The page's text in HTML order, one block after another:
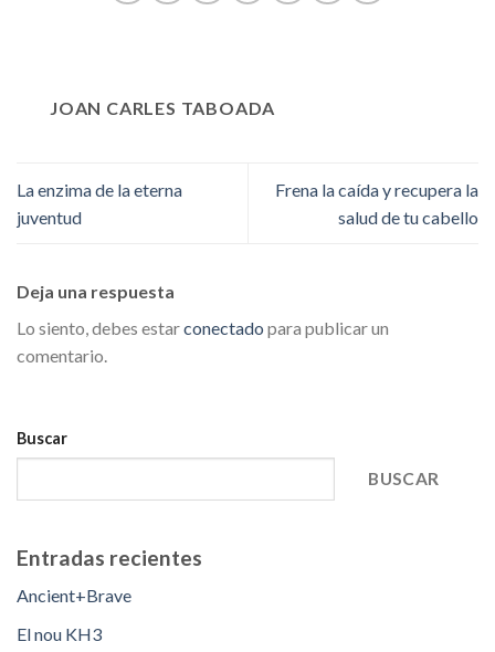
JOAN CARLES TABOADA
La enzima de la eterna
juventud
Frena la caída y recupera la
salud de tu cabello
Deja una respuesta
Lo siento, debes estarconectado para publicar un
comentario.
Buscar
BUSCAR
Entradas recientes
Ancient+Brave
El nou KH3